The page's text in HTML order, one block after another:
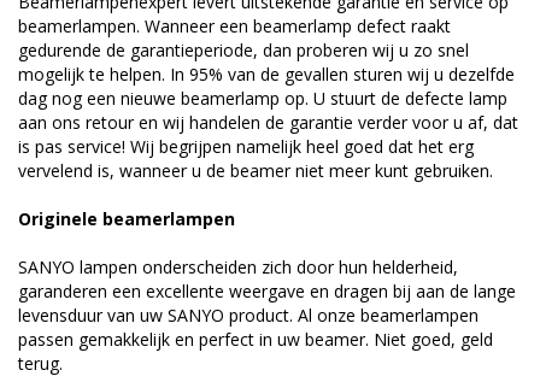
beamerlampen. Wanneer een beamerlamp defect raakt
gedurende de garantieperiode, dan proberen wij u zo snel
mogelijk te helpen. In 95% van de gevallen sturen wij u dezelfde
dag nog een nieuwe beamerlamp op. U stuurt de defecte lamp
aan ons retour en wij handelen de garantie verder voor u af, dat
is pas service! Wij begrijpen namelijk heel goed dat het erg
vervelend is, wanneer u de beamer niet meer kunt gebruiken.
Originele beamerlampen
SANYO lampen onderscheiden zich door hun helderheid,
garanderen een excellente weergave en dragen bij aan de lange
levensduur van uw SANYO product. Al onze beamerlampen
passen gemakkelijk en perfect in uw beamer. Niet goed, geld
terug.